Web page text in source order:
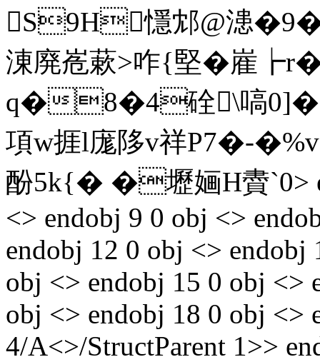
S9H懚邥@漶
涷廃峞蔌>咋{堅�嵟
q�8�4硂\嗃0]�
項w捱l庬陊v祥P7�-
酚5k{� �壢婳H賮`0>
<> endobj 9 0 obj <>
endobj 12 0 obj <>
obj <> endobj 15 0 obj <>
obj <> endobj 18 0 obj <>
4/A<>/StructParent 1>>